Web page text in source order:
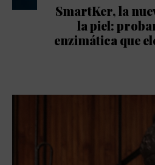
SmartKer, la
la piel:
enzimática que